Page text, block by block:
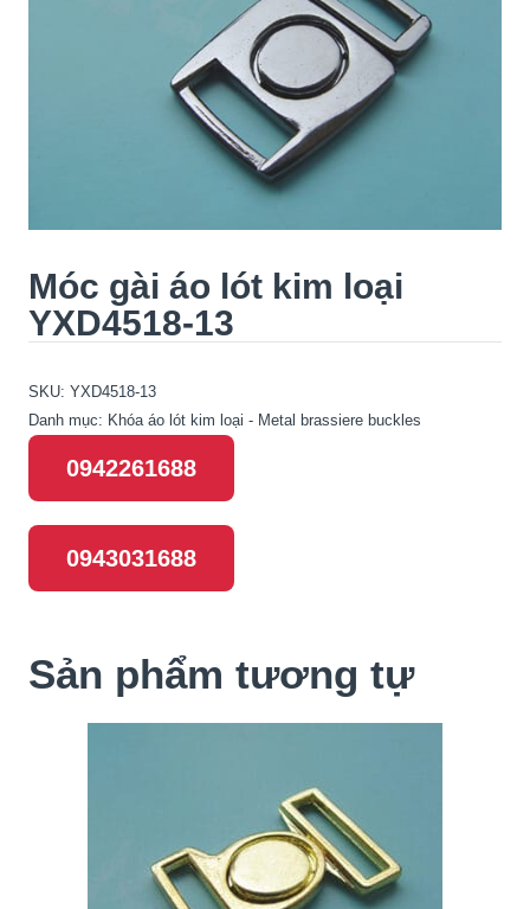
Móc gài áo lót kim loại
YXD4518-13
SKU: YXD4518-13
Danh mục: Khóa áo lót kim loại - Metal brassiere buckles
0942261688
0943031688
Sản phẩm tương tự